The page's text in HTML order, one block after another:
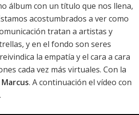
álbum con un título que nos llena,
acostumbrados a ver como
tratan a artistas y
y en el fondo son seres
la empatía y el cara a cara
cada vez más virtuales. Con la
. A continuación el vídeo con
.